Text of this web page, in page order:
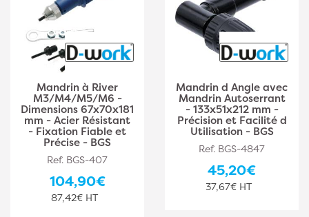
Mandrin à River
M3/M4/M5/M6 -
Dimensions 67x70x181
mm - Acier Résistant
- Fixation Fiable et
Précise - BGS
Ref. BGS-407
104,90€
87,42€ HT
Mandrin d Angle avec
Mandrin Autoserrant
- 133x51x212 mm -
Précision et Facilité d
Utilisation - BGS
Ref. BGS-4847
45,20€
37,67€ HT